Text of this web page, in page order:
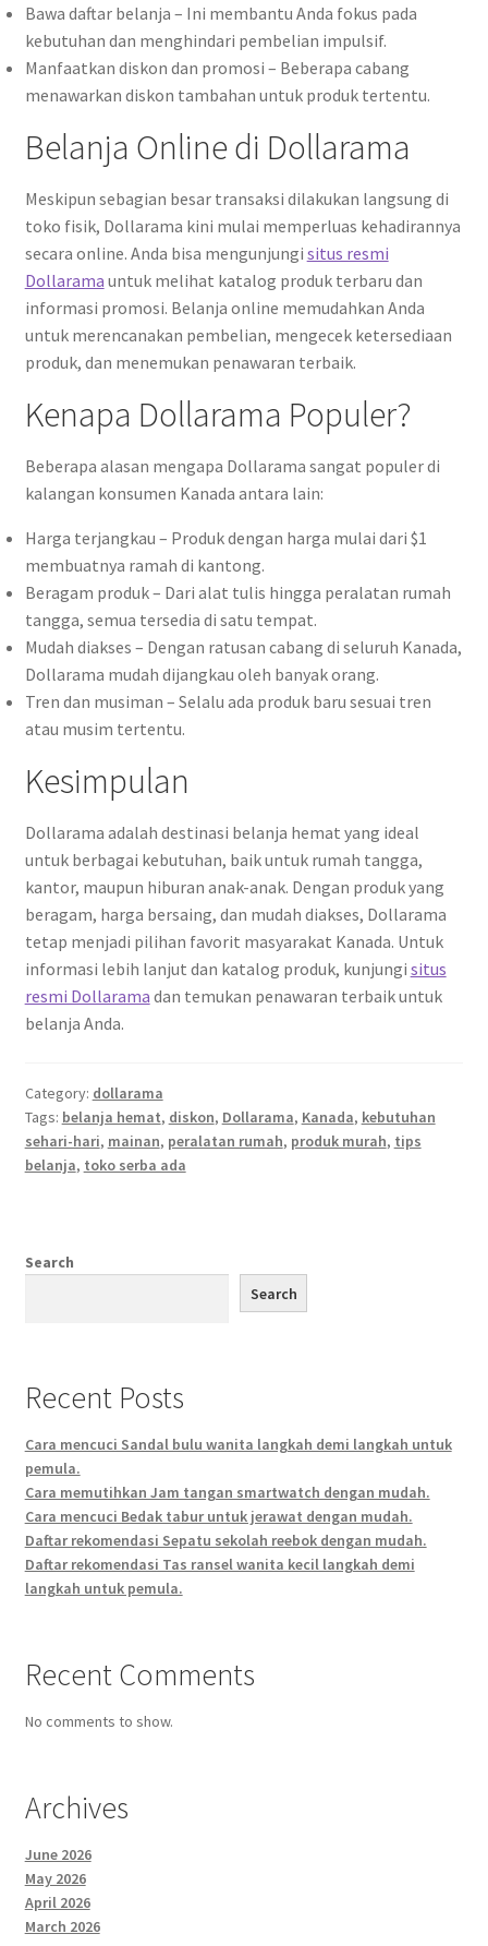
Bawa daftar belanja – Ini membantu Anda fokus pada
kebutuhan dan menghindari pembelian impulsif.
Manfaatkan diskon dan promosi – Beberapa cabang
menawarkan diskon tambahan untuk produk tertentu.
Belanja Online di Dollarama
Meskipun sebagian besar transaksi dilakukan langsung di
toko fisik, Dollarama kini mulai memperluas kehadirannya
secara online. Anda bisa mengunjungi situs resmi
Dollarama untuk melihat katalog produk terbaru dan
informasi promosi. Belanja online memudahkan Anda
untuk merencanakan pembelian, mengecek ketersediaan
produk, dan menemukan penawaran terbaik.
Kenapa Dollarama Populer?
Beberapa alasan mengapa Dollarama sangat populer di
kalangan konsumen Kanada antara lain:
Harga terjangkau – Produk dengan harga mulai dari $1
membuatnya ramah di kantong.
Beragam produk – Dari alat tulis hingga peralatan rumah
tangga, semua tersedia di satu tempat.
Mudah diakses – Dengan ratusan cabang di seluruh Kanada,
Dollarama mudah dijangkau oleh banyak orang.
Tren dan musiman – Selalu ada produk baru sesuai tren
atau musim tertentu.
Kesimpulan
Dollarama adalah destinasi belanja hemat yang ideal
untuk berbagai kebutuhan, baik untuk rumah tangga,
kantor, maupun hiburan anak-anak. Dengan produk yang
beragam, harga bersaing, dan mudah diakses, Dollarama
tetap menjadi pilihan favorit masyarakat Kanada. Untuk
informasi lebih lanjut dan katalog produk, kunjungi situs
resmi Dollarama dan temukan penawaran terbaik untuk
belanja Anda.
Category: dollarama
Tags: belanja hemat, diskon, Dollarama, Kanada, kebutuhan
sehari-hari, mainan, peralatan rumah, produk murah, tips
belanja, toko serba ada
Search
Search
Recent Posts
Cara mencuci Sandal bulu wanita langkah demi langkah untuk
pemula.
Cara memutihkan Jam tangan smartwatch dengan mudah.
Cara mencuci Bedak tabur untuk jerawat dengan mudah.
Daftar rekomendasi Sepatu sekolah reebok dengan mudah.
Daftar rekomendasi Tas ransel wanita kecil langkah demi
langkah untuk pemula.
Recent Comments
No comments to show.
Archives
June 2026
May 2026
April 2026
March 2026